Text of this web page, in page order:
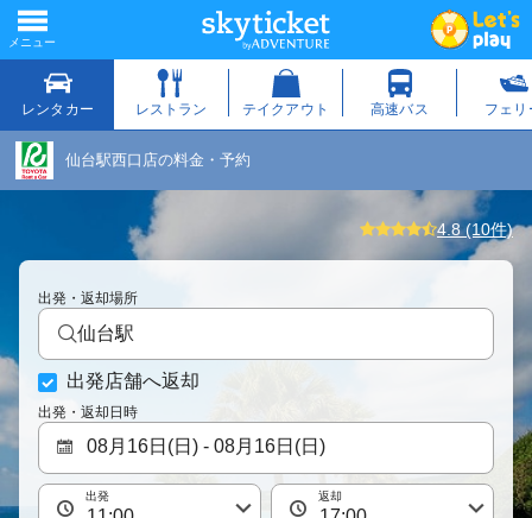
仙台駅西口店の料金・予約
4.8 (10件)
出発・返却場所
仙台駅
出発店舗へ返却
出発・返却日時
出発 返却